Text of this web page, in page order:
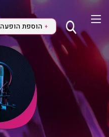
+ הוספת הופעה